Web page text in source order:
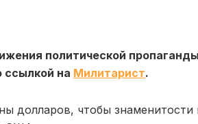
политической
ссылкой на Милитарист.
долларов, чтобы знаменитости